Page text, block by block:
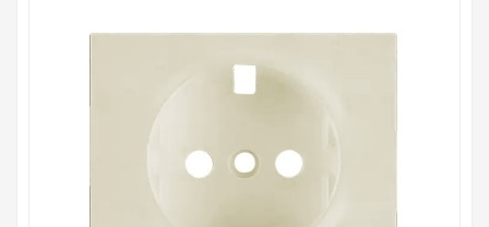
Обращаем Ваше внимание, что размещенная на
данном сайте справочная информация о товарах не
необходимо уточнить у менеджеров, которые с
удовольствием помогут Вам в выборе оборудования и
оформлении на него заказа.